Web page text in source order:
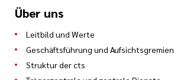
Über uns
Leitbild und Werte
Geschäftsführung und Aufsichtsgremien
Struktur der cts